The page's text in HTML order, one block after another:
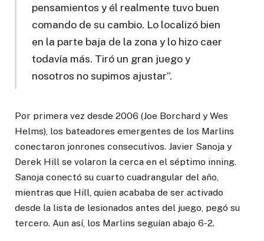
pensamientos y él realmente tuvo buen
comando de su cambio. Lo localizó bien
en la parte baja de la zona y lo hizo caer
todavía más. Tiró un gran juego y
nosotros no supimos ajustar”.
Por primera vez desde 2006 (Joe Borchard y Wes
Helms), los bateadores emergentes de los Marlins
conectaron jonrones consecutivos. Javier Sanoja y
Derek Hill se volaron la cerca en el séptimo inning.
Sanoja conectó su cuarto cuadrangular del año,
mientras que Hill, quien acababa de ser activado
desde la lista de lesionados antes del juego, pegó su
tercero. Aun así, los Marlins seguían abajo 6-2.